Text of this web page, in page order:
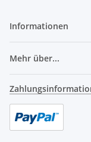
Informationen
Mehr über...